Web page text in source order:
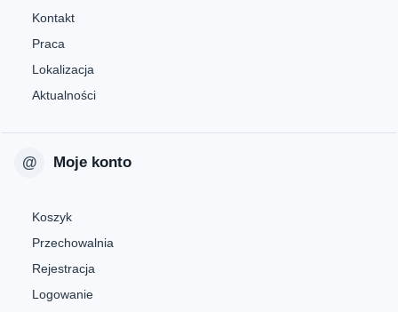
Kontakt
Praca
Lokalizacja
Aktualności
Moje konto
Koszyk
Przechowalnia
Rejestracja
Logowanie